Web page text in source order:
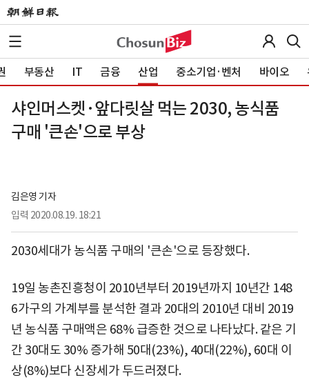
부동산 IT 금융 산업 중소기업·벤처 바이오
샤인머스켓·앞다릿살 먹는 2030, 농식품
구매 '큰손'으로 부상
김은영 기자
입력 2020.08.19. 18:21
2030세대가 농식품 구매의 '큰손'으로 등장했다.
19일 농촌진흥청이 2010년부터 2019년까지 10년간 148
6가구의 가계부를 분석한 결과 20대의 2010년 대비 2019
년 농식품 구매액은 68% 급증한 것으로 나타났다. 같은 기
간 30대도 30% 증가해 50대(23%), 40대(22%), 60대 이
상(8%)보다 신장세가 두드러졌다.